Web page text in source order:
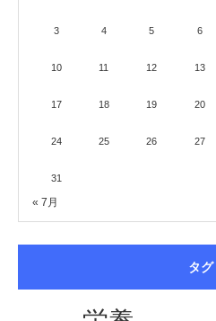
3 4 5 6
10 11 12 13
17 18 19 20
24 25 26 27
31
« 7月
タグ